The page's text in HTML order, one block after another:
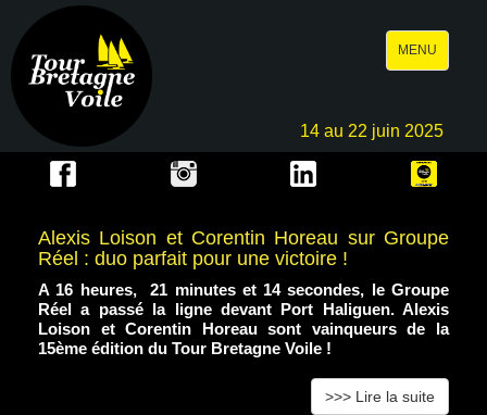
Toggle
navigation
MENU
14 au 22 juin 2025
Alexis Loison et Corentin Horeau sur Groupe
Réel : duo parfait pour une victoire !
A 16 heures, 21 minutes et 14 secondes, le Groupe
Réel a passé la ligne devant Port Haliguen. Alexis
Loison et Corentin Horeau sont vainqueurs de la
15ème édition du Tour Bretagne Voile !
>>> Lire la suite